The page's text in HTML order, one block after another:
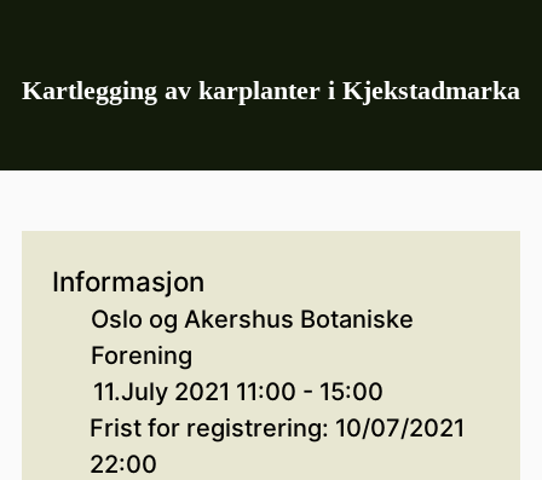
Kartlegging av karplanter i Kjekstadmarka
Informasjon
Oslo og Akershus Botaniske
Forening
11.July 2021 11:00 - 15:00
Frist for registrering: 10/07/2021
22:00